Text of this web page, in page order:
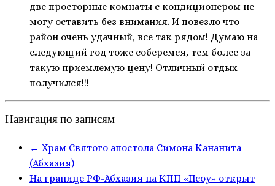
две просторные комнаты с кондиционером не
могу оставить без внимания. И повезло что
район очень удачный, все так рядом! Думаю на
следующий год тоже соберемся, тем более за
такую приемлемую цену! Отличный отдых
получился!!!
Навигация по записям
← Храм Святого апостола Симона Кананита
(Абхазия)
На границе РФ-Абхазия на КПП «Псоу» открыт